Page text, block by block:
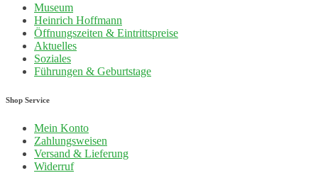
Museum
Heinrich Hoffmann
Öffnungszeiten & Eintrittspreise
Aktuelles
Soziales
Führungen & Geburtstage
Shop Service
Mein Konto
Zahlungsweisen
Versand & Lieferung
Widerruf